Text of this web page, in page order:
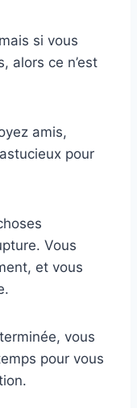
si vous
alors ce n’est
amis,
pour
Vous
et vous
vous
pour vous